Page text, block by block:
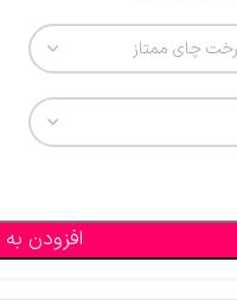
افزودن